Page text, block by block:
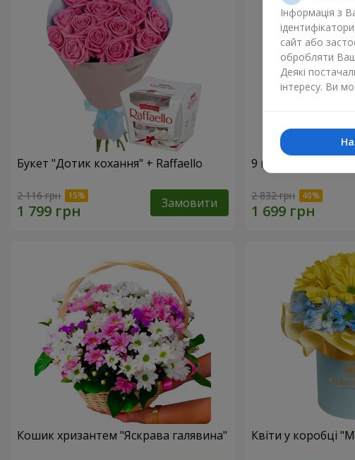
Букет "Дотик кохання" + Raffaello
2 116 грн Замовити
9 гілок фіолетової
2 832 грн
Кошик хризантем "Яскрава галявина" Квіти у коробці
Інформація з
сайт або
обробляти
Деякі
інтересу. Ви